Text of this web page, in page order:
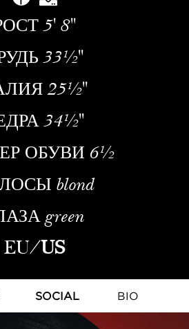
5' 8''
33½''
25½''
34½''
ОБУВИ 6½
blond
green
EU/US
SOCIAL BIO